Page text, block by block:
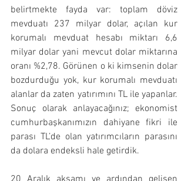
belirtmekte fayda var: toplam döviz
mevduatı 237 milyar dolar, açılan kur
korumalı mevduat hesabı miktarı 6,6
milyar dolar yani mevcut dolar miktarına
oranı %2,78. Görünen o ki kimsenin dolar
bozdurduğu yok, kur korumalı mevduatı
alanlar da zaten yatırımını TL ile yapanlar.
Sonuç olarak anlayacağınız; ekonomist
cumhurbaşkanımızın dahiyane fikri ile
parası TL’de olan yatırımcıların parasını
da dolara endeksli hale getirdik.